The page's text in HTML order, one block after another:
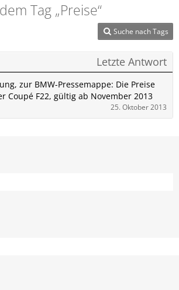
Tag „Preise“
Suche nach Tags
Letzte Antwort
zur BMW-Pressemappe: Die Preise
Coupé F22, gültig ab November 2013
25. Oktober 2013